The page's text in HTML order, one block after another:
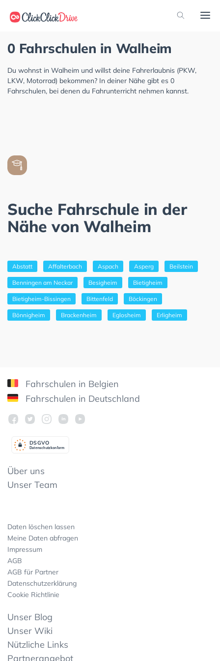
0 Fahrschulen in Walheim
Du wohnst in Walheim und willst deine Fahrerlaubnis (PKW,
LKW, Motorrad) bekommen? In deiner Nähe gibt es 0
Fahrschulen, bei denen du Fahrunterricht nehmen kannst.
Suche Fahrschule in der
Nähe von Walheim
Abstatt Affalterbach Aspach Asperg Beilstein
Benningen am Neckar Besigheim Bietigheim
Bietigheim-Bissingen Bittenfeld Böckingen
Bönnigheim Brackenheim Eglosheim Erligheim
Fahrschulen in Belgien
Fahrschulen in Deutschland
Datenschutzkonform
DSGVO
Über uns
Unser Team
Daten löschen lassen
Meine Daten abfragen
Impressum
AGB
AGB für Partner
Datenschutzerklärung
Cookie Richtlinie
Unser Blog
Unser Wiki
Nützliche Links
Partnerangebot